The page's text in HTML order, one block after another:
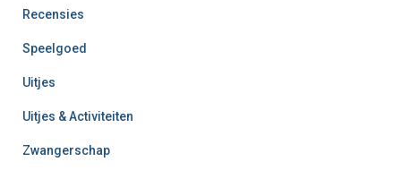
Recensies
Speelgoed
Uitjes
Uitjes & Activiteiten
Zwangerschap